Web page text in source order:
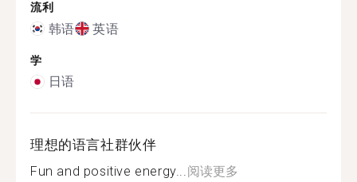
流利
韩语 英语
学
日语
理想的语言社群伙伴
Fun and positive energy...阅读更多